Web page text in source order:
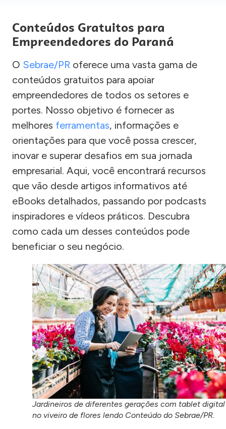
Conteúdos Gratuitos para
Empreendedores do Paraná
O Sebrae/PR oferece uma vasta gama de
conteúdos gratuitos para apoiar
empreendedores de todos os setores e
portes. Nosso objetivo é fornecer as
melhores ferramentas, informações e
orientações para que você possa crescer,
inovar e superar desafios em sua jornada
empresarial. Aqui, você encontrará recursos
que vão desde artigos informativos até
eBooks detalhados, passando por podcasts
inspiradores e vídeos práticos. Descubra
como cada um desses conteúdos pode
beneficiar o seu negócio.
Jardineiros de diferentes gerações com tablet digital
no viveiro de flores lendo Conteúdo do Sebrae/PR.